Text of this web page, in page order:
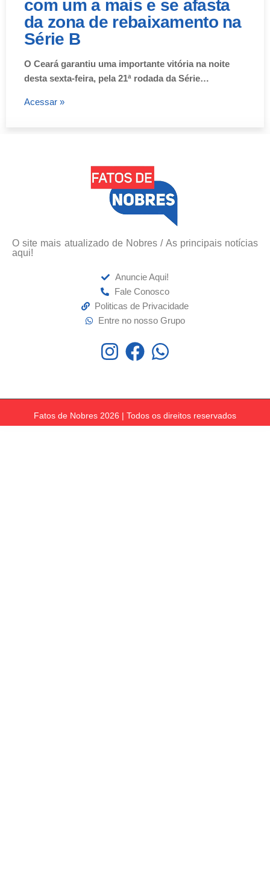
com um a mais e se afasta
da zona de rebaixamento na
Série B
O Ceará garantiu uma importante vitória na noite
desta sexta-feira, pela 21ª rodada da Série…
Acessar »
O site mais atualizado de Nobres / As principais notícias
aqui!
Anuncie Aqui!
Fale Conosco
Politicas de Privacidade
Entre no nosso Grupo
Fatos de Nobres 2026 | Todos os direitos reservados